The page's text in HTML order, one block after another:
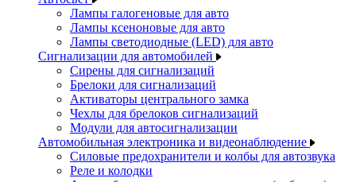
Лампы галогеновые для авто
Лампы ксеноновые для авто
Лампы светодиодные (LED) для авто
Сигнализации для автомобилей
Сирены для сигнализаций
Брелоки для сигнализаций
Активаторы центрального замка
Чехлы для брелоков сигнализаций
Модули для автосигнализации
Автомобильная электроника и видеонаблюдение
Силовые предохранители и колбы для автозвука
Реле и колодки